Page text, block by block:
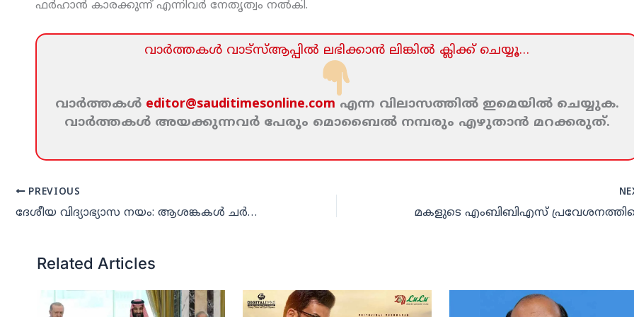
ഫര്‍ഹാന്‍ കാരക്കുന്ന് എന്നിവര്‍ നേതൃത്വം നല്‍കി.
വാര്‍ത്തകള്‍ വാട്‌സ്‌ആപ്പില്‍ ലഭിക്കാന്‍ ലിങ്കില്‍ ക്ലിക്ക്‌ ചെയ്യൂ…
വാര്‍ത്തകള്‍ editor@sauditimesonline.com എന്ന വിലാസത്തില്‍ ഇമെയില്‍ ചെയ്യുക.
വാര്‍ത്തകള്‍ അയക്കുന്നവര്‍ പേരും മൊബൈല്‍ നമ്പരും എഴുതാന്‍ മറക്കരുത്‌.
PREVIOUS
ദേശീയ വിദ്യാഭ്യാസ നയം: ആശങ്കകള്‍ ചര്‍ച്ച ചെയ്തു പ്രവാസി സംഗമം
Related Articles